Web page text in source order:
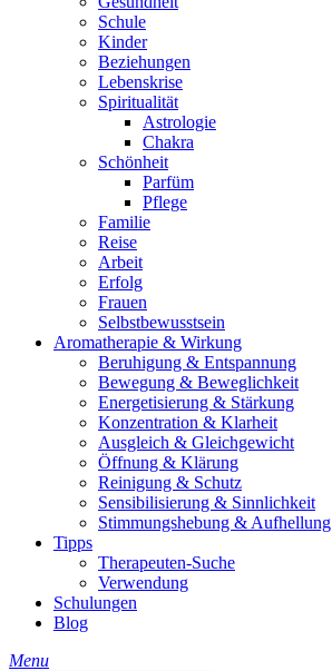
Schule
Kinder
Beziehungen
Lebenskrise
Spiritualität
Astrologie
Chakra
Schönheit
Parfüm
Pflege
Familie
Reise
Arbeit
Erfolg
Frauen
Selbstbewusstsein
Aromatherapie & Wirkung
Beruhigung & Entspannung
Bewegung & Beweglichkeit
Energetisierung & Stärkung
Konzentration & Klarheit
Ausgleich & Gleichgewicht
Öffnung & Klärung
Reinigung & Schutz
Sensibilisierung & Sinnlichkeit
Stimmungshebung & Aufhellung
Tipps
Therapeuten-Suche
Verwendung
Schulungen
Blog
Menu